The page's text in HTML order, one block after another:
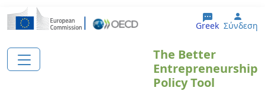
Παράκαμψη προς το κυρίως περιεχόμενο
Greek User
Σύνδεση
The Better
Entrepreneurship
Policy Tool